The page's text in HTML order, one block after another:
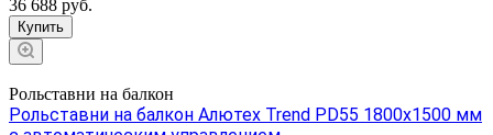
36 688 руб.
Купить
Рольставни на балкон
Рольставни на балкон Алютех Trend PD55 1800x1500 мм